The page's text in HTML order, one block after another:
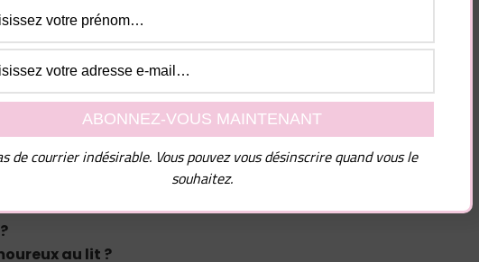
comment séduire un homme… En tant qu’homme et
cette chaîne sur laquelle vous trouverez toutes les clés
femmes et ce que les hommes veulent en amour. Je
aux hommes ? comment draguer un mec ?
un homme ? ou même : comment rendre un homme
rendre un homme amoureux ? comment garder un
pensent vraiment !
au lit ?
de courrier indésirable. Vous pouvez vous désinscrire quand vous le
souhaitez.